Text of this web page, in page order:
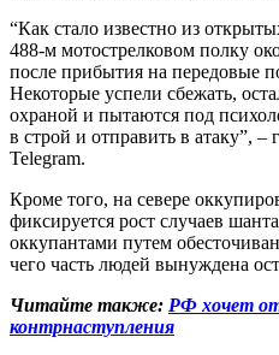
“Как стало известно из
488-м мотострелковом полку
после прибытия на передовые
Некоторые успели сбежать,
охраной и пытаются под
в строй и отправить в атаку”, –
Telegram.
Кроме того, на севере
фиксируется рост случаев
оккупантами путем
чего часть людей вынуждена
Читайте также: РФ хочет
контрнаступления